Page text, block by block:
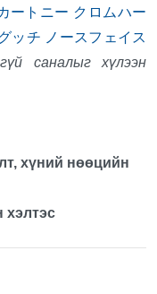
ートニー クロムハー
ッチ ノースフェイス
саналыг хүлээн
хүний нөөцийн
хэлтэс